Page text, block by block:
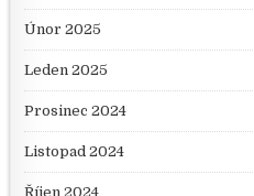
Únor 2025
Leden 2025
Prosinec 2024
Listopad 2024
Říjen 2024